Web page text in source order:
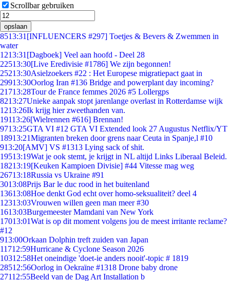
Scrollbar gebruiken
opslaan
8513:31 [INFLUENCERS #297] Toetjes & Bevers & Zwemmen in
water
1213:31 [Dagboek] Veel aan hoofd - Deel 28
22513:30[Live Eredivisie #1786] We zijn begonnen!
25213:30Asielzoekers #22 : Het Europese migratiepact gaat in
29913:30Oorlog Iran #136 Bridge and powerplant day incoming?
21713:28Tour de France femmes 2026 #5 Lollergps
8213:27Unieke aanpak stopt jarenlange overlast in Rotterdamse wijk
1213:26Ik krijg hier zweethanden van.
19113:26[Wielrennen #616] Brennan!
9713:25GTA VI #12 GTA VI Extended look 27 Augustus Netflix/YT
18913:21Migranten breken door grens naar Ceuta in Spanje,l #10
913:20[AMV] VS #1313 Lying sack of shit.
19513:19Wat je ook stemt, je krijgt in NL altijd Links Liberaal Beleid.
18213:19[Keuken Kampioen Divisie] #44 Vitesse mag weg
26713:18Russia vs Ukraine #91
3013:08Prijs Bar le duc rood in het buitenland
13613:08Hoe denkt God echt over homo-seksualiteit? deel 4
12313:03Vrouwen willen geen man meer #30
1613:03Burgemeester Mamdani van New York
17013:01Wat is op dit moment volgens jou de meest irritante reclame?
#12
913:00Orkaan Dolphin treft zuiden van Japan
11712:59Hurricane & Cyclone Season 2026
10312:58Het oneindige 'doet-ie anders nooit'-topic # 1819
28512:56Oorlog in Oekraïne #1318 Drone baby drone
27112:55Beeld van de Dag Art Installation b